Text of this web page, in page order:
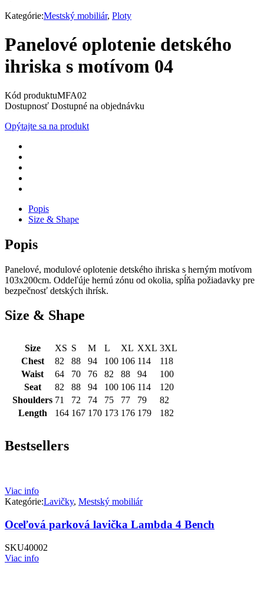
Kategórie:Mestský mobiliár, Ploty
Panelové oplotenie detského
ihriska s motívom 04
Kód produktuMFA02
Dostupnosť Dostupné na objednávku
Opýtajte sa na produkt
Popis
Size & Shape
Popis
Panelové, modulové oplotenie detského ihriska s herným motívom
103x200cm. Oddeľúje hernú zónu od okolia, spĺňa požiadavky pre
bezpečnosť detských ihrísk.
Size & Shape
Size XS S M L XL XXL 3XL
Chest
82 88 94 100 106 114
118
Waist
64 70 76 82 88 94
100
Seat
82 88 94 100 106 114
120
Shoulders 71 72 74 75 77 79
82
Length
164 167 170 173 176 179 182
Bestsellers
Viac info
Kategórie:Lavičky, Mestský mobiliár
Oceľová parková lavička Lambda 4 Bench
SKU40002
Viac info